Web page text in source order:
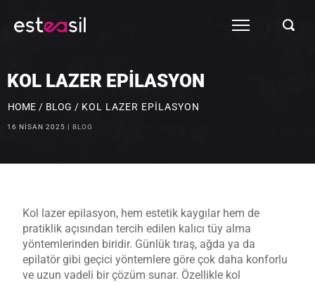
KOL LAZER EPILASYON
HOME / BLOG / KOL LAZER EPILASYON
16 NISAN 2025 BLOG
Kol lazer epilasyon, hem estetik kaygılar hem de
pratiklik açısından tercih edilen kalıcı tüy alma
yöntemlerinden biridir. Günlük tıraş, ağda ya da
epilatör gibi geçici yöntemlere göre çok daha konforlu
ve uzun vadeli bir çözüm sunar. Özellikle kol